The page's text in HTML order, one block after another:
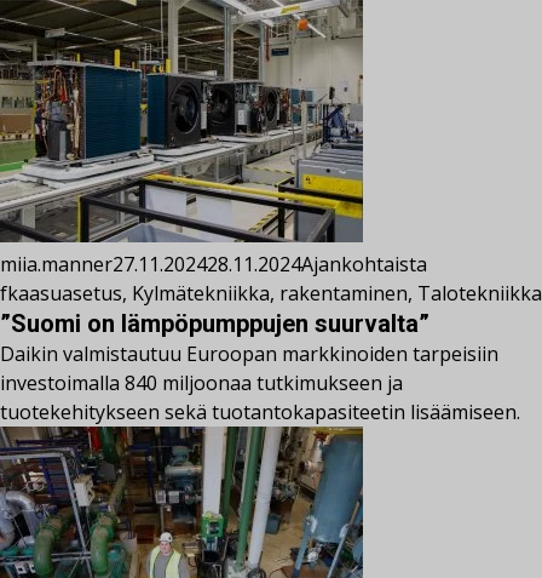
miia.manner27.11.202428.11.2024Ajankohtaista
fkaasuasetus, Kylmätekniikka, rakentaminen, Talotekniikka
”Suomi on lämpöpumppujen suurvalta”
Daikin valmistautuu Euroopan markkinoiden tarpeisiin
investoimalla 840 miljoonaa tutkimukseen ja
tuotekehitykseen sekä tuotantokapasiteetin lisäämiseen.